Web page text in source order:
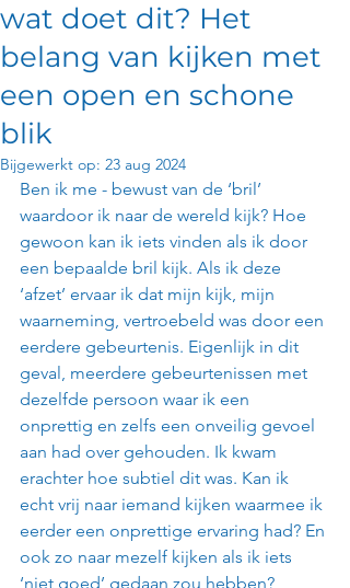
wat doet dit? Het
belang van kijken met
een open en schone
blik
Bijgewerkt op: 23 aug 2024
Ben ik me - bewust van de ‘bril’
waardoor ik naar de wereld kijk? Hoe
gewoon kan ik iets vinden als ik door
een bepaalde bril kijk. Als ik deze
‘afzet’ ervaar ik dat mijn kijk, mijn
waarneming, vertroebeld was door een
eerdere gebeurtenis. Eigenlijk in dit
geval, meerdere gebeurtenissen met
dezelfde persoon waar ik een
onprettig en zelfs een onveilig gevoel
aan had over gehouden. Ik kwam
erachter hoe subtiel dit was. Kan ik
echt vrij naar iemand kijken waarmee ik
eerder een onprettige ervaring had? En
ook zo naar mezelf kijken als ik iets
‘niet goed’ gedaan zou hebben?